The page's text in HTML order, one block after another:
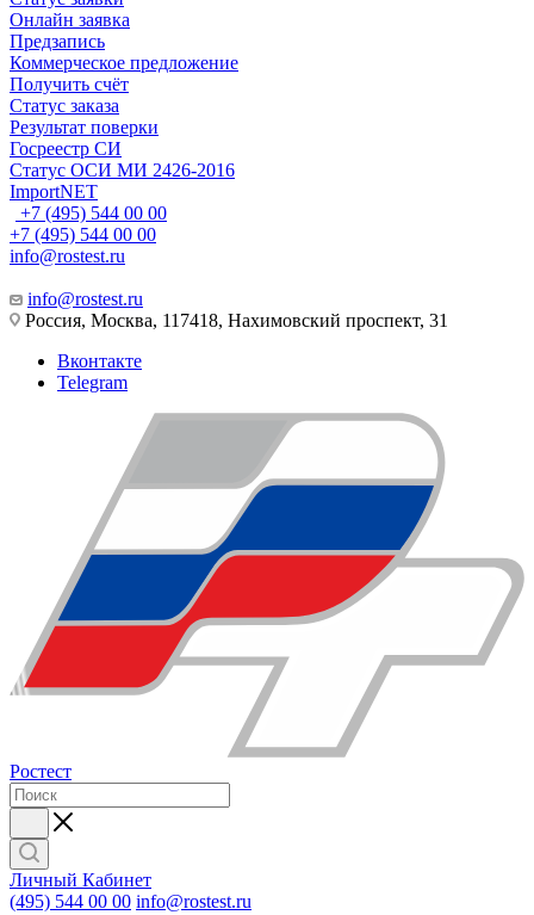
Онлайн заявка
Предзапись
Коммерческое предложение
Получить счёт
Статус заказа
Результат поверки
Госреестр СИ
Статус ОСИ МИ 2426-2016
ImportNET
+7 (495) 544 00 00
+7 (495) 544 00 00
info@rostest.ru
info@rostest.ru
Россия, Москва, 117418, Нахимовский проспект, 31
Вконтакте
Telegram
Ростест
Личный Кабинет
(495) 544 00 00 info@rostest.ru